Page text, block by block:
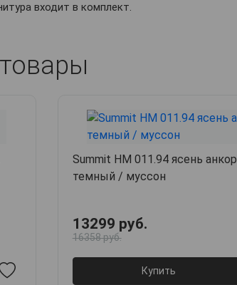
входит в комплект.
Summit НМ 011.94 ясень анкор
темный / муссон
13299 руб.
16358 руб.
Купить